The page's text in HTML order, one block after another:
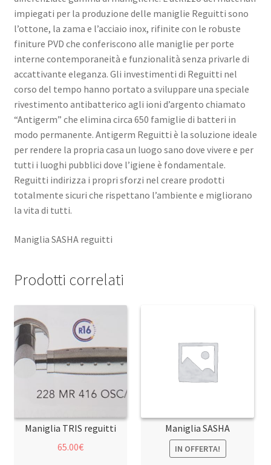
impiegati per la produzione delle maniglie Reguitti sono
l’ottone, la zama e l’acciaio inox, rifinite con le robuste
finiture PVD che conferiscono alle maniglie per porte
interne contemporaneità e funzionalità senza privarle di
accattivante eleganza. Gli investimenti di Reguitti nel
corso del tempo hanno portato a sviluppare una speciale
rivestimento antibatterico agli ioni d’argento chiamato
“Antigerm” che elimina circa 650 famiglie di batteri in
modo permanente. Antigerm Reguitti è la soluzione ideale
per rendere la propria casa un luogo sano dove vivere e per
tutti i luoghi pubblici dove l’igiene è fondamentale.
Reguitti indirizza i propri sforzi nel creare prodotti
totalmente sicuri che rispettano l’ambiente e migliorano
la vita di tutti.
Maniglia SASHA reguitti
Prodotti correlati
Maniglia TRIS reguitti
65.00€
Maniglia SASHA
IN OFFERTA!